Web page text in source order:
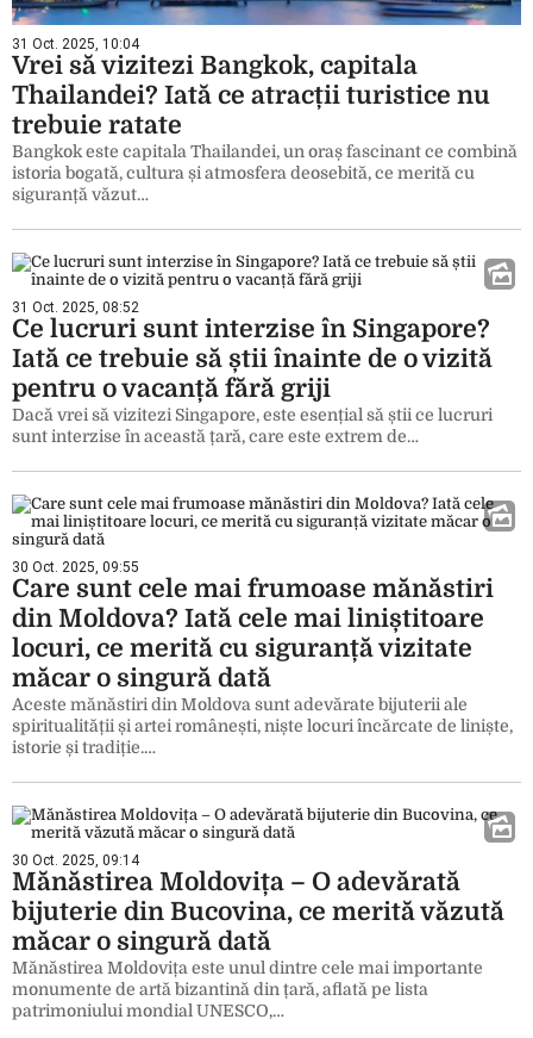
31 Oct. 2025, 10:04
Vrei să vizitezi Bangkok, capitala
Thailandei? Iată ce atracții turistice nu
trebuie ratate
Bangkok este capitala Thailandei, un oraș fascinant ce combină
istoria bogată, cultura și atmosfera deosebită, ce merită cu
siguranță văzut…
31 Oct. 2025, 08:52
Ce lucruri sunt interzise în Singapore?
Iată ce trebuie să știi înainte de o vizită
pentru o vacanță fără griji
Dacă vrei să vizitezi Singapore, este esențial să știi ce lucruri
sunt interzise în această țară, care este extrem de…
30 Oct. 2025, 09:55
Care sunt cele mai frumoase mănăstiri
din Moldova? Iată cele mai liniștitoare
locuri, ce merită cu siguranță vizitate
măcar o singură dată
Aceste mănăstiri din Moldova sunt adevărate bijuterii ale
spiritualității și artei românești, niște locuri încărcate de liniște,
istorie și tradiție.…
30 Oct. 2025, 09:14
Mănăstirea Moldovița – O adevărată
bijuterie din Bucovina, ce merită văzută
măcar o singură dată
Mănăstirea Moldovița este unul dintre cele mai importante
monumente de artă bizantină din țară, aflată pe lista
patrimoniului mondial UNESCO,…